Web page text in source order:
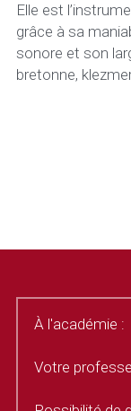
Elle est
grâce à sa
sonore et son
bretonne,
À l'académie :
Votre